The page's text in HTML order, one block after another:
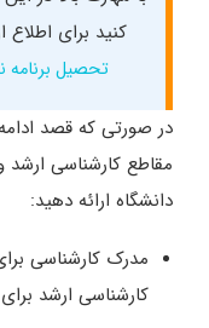
کنید برای
تحصیل برنامه
در صورتی که قصد
مقاطع کارشناسی ارشد
دانشگاه ارائه دهید:
مدرک کارشناسی
کارشناسی ارشد